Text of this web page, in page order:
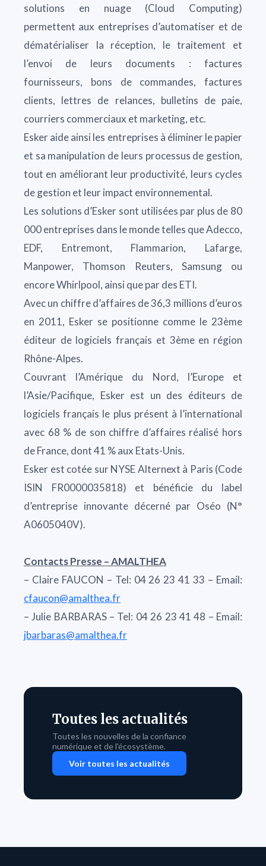
solutions en nuage (Cloud Computing)
permettent aux entreprises d’automatiser et de
dématérialiser la réception, le traitement et
l’envoi de leurs documents : factures
fournisseurs, bons de commandes, factures
clients, lettres de relances, bulletins de paie,
courriers commerciaux et marketing, etc.
Esker aide ainsi les entreprises à éliminer le papier
et sa manipulation de leurs processus de gestion,
tout en améliorant leur productivité, leurs cycles
de gestion et leur impact environnemental.
Les solutions d’Esker sont utilisées par plus de 80
000 entreprises dans le monde telles que Adecco,
EDF, Entremont, Flammarion, Lafarge,
Manpower, Thomson Reuters, Samsung ou
encore Whirlpool, ainsi que par des ETI.
Avec un chiffre d’affaires de 36,3 millions d’euros
en 2011, Esker se positionne comme le 23ème
éditeur de logiciels français et 3ème en région
Rhône-Alpes.
Couvrant l’Amérique du Nord, l’Europe et
l’Asie/Pacifique, Esker est un des éditeurs de
logiciels français le plus présent à l’international
avec 68 % de son chiffre d’affaires réalisé hors
de France, dont 41 % aux Etats-Unis.
Esker est cotée sur NYSE Alternext à Paris (Code
ISIN FR0000035818) et bénéficie du label
d’entreprise innovante décerné par Oséo (N°
A0605040V).
Contacts Presse – AMALTHEA
– Claire FAUCON – Tel: 04 26 23 41 33 – Email:
cfaucon@amalthea.fr
– Julie BARBARAS – Tel: 04 26 23 41 48 – Email:
jbarbaras@amalthea.fr
Toutes les actualités
Toutes les nouvelles de la confiance
numérique et de l'écosystème.
Voir toutes les actualités